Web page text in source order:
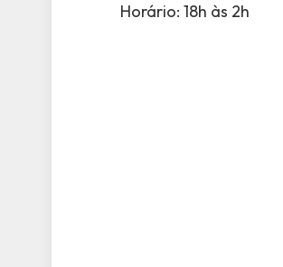
Horário: 18h às 2h